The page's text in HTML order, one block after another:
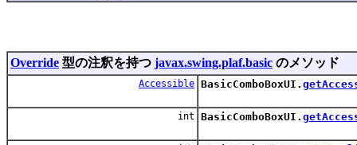
Override 型の注釈を持つ javax.swing.plaf.basic のメソッド
Accessible BasicComboBoxUI.
int BasicComboBoxUI.